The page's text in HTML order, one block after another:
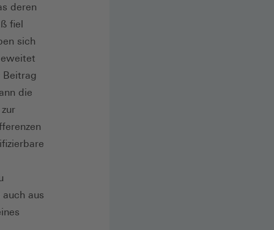
deren
fiel
sich
Beitrag
die
aus